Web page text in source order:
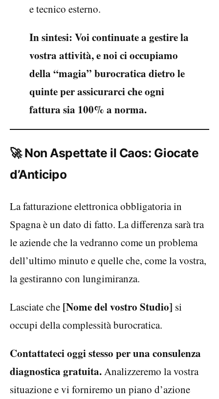
e tecnico esterno.
In sintesi: Voi continuate a gestire la
vostra attività, e noi ci occupiamo
della “magia” burocratica dietro le
quinte per assicurarci che ogni
fattura sia 100% a norma.
🚀 Non Aspettate il Caos: Giocate
d’Anticipo
La fatturazione elettronica obbligatoria in
Spagna è un dato di fatto. La differenza sarà tra
le aziende che la vedranno come un problema
dell’ultimo minuto e quelle che, come la vostra,
la gestiranno con lungimiranza.
Lasciate che [Nome del vostro Studio] si
occupi della complessità burocratica.
Contattateci oggi stesso per una consulenza
diagnostica gratuita. Analizzeremo la vostra
situazione e vi forniremo un piano d’azione